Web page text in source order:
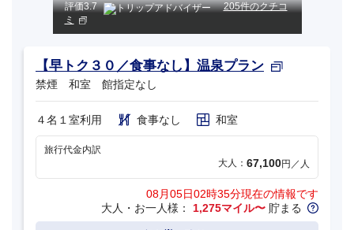
評価3.7
205件のクチコ
ミ
【早トク３０／食事なし】温泉プラン
禁煙 和室 館指定なし
４名１室利用 食事なし 和室
旅行代金内訳
大人： 67,100円／人
08月05日02時35分現在の情報です
大人・お一人様： 1,275マイル〜 貯まる